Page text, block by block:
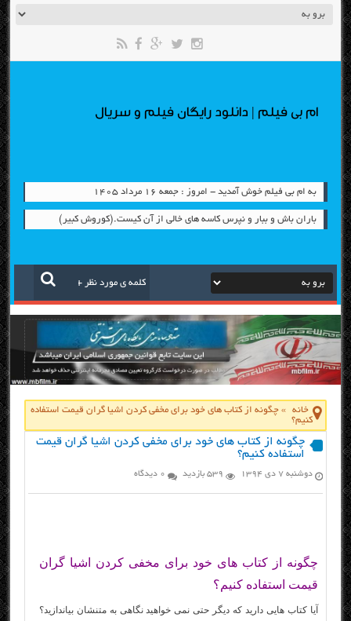
ام بی فیلم | دانلود رایگان فیلم و سریال
به ام بی فیلم خوش آمدید - امروز : جمعه ۱۶ مرداد ۱۴۰۵
باران باش و ببار و نپرس کاسه های خالی از آن کیست.(کوروش کبیر)
خانه »چگونه از کتاب های خود برای مخفی کردن اشیا گران قیمت استفاده
کنیم؟
چگونه از کتاب های خود برای مخفی کردن اشیا گران قیمت
استفاده کنیم؟
دوشنبه ۷ دی ۱۳۹۴ 539 بازدید 0 دیدگاه
چگونه از کتاب های خود برای مخفی کردن اشیا گران
قیمت استفاده کنیم؟
آیا کتاب هایی دارید که دیگر حتی نمی خواهید نگاهی به متنشان بیاندازید؟